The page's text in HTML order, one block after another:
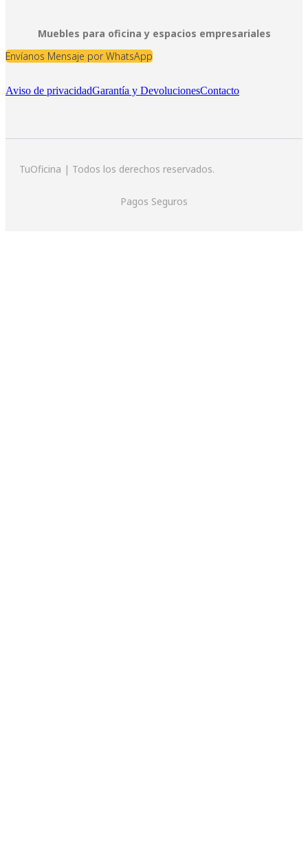
Muebles para oficina y espacios empresariales
Envíanos Mensaje por WhatsApp
Aviso de privacidadGarantía y DevolucionesContacto
TuOficina | Todos los derechos reservados.
Pagos Seguros